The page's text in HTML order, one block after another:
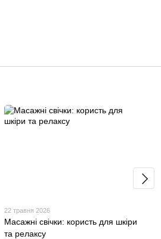
22 травня 2026
Масажні свічки: користь для шкіри
та релаксу